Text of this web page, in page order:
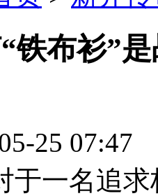
铁布衫”
25 07:47
于一名追